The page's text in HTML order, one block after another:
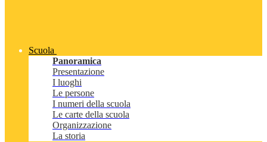
Scuola
Panoramica
Presentazione
I luoghi
Le persone
I numeri della scuola
Le carte della scuola
Organizzazione
La storia